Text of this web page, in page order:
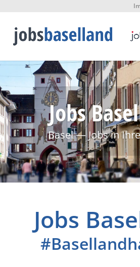
Jobs
Basel — Jobs in
Jobs